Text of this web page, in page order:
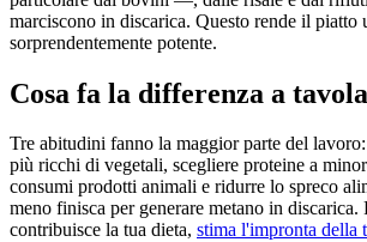
marciscono in discarica. Questo rende il piatto
sorprendentemente potente.
Cosa fa la differenza a tavola
Tre abitudini fanno la maggior parte del
più ricchi di vegetali, scegliere proteine a
consumi prodotti animali e ridurre lo spreco
meno finisca per generare metano in discarica.
contribuisce la tua dieta, stima l'impronta della